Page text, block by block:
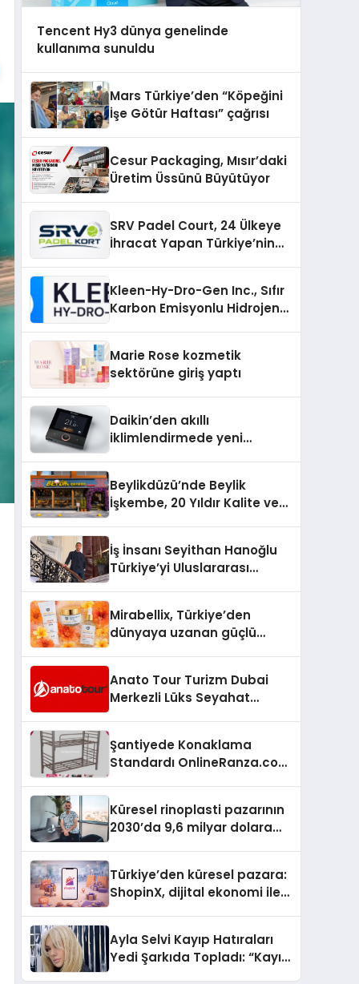
Tencent Hy3 dünya genelinde
kullanıma sunuldu
Mars Türkiye’den “Köpeğini
İşe Götür Haftası” çağrısı
Cesur Packaging, Mısır’daki
Üretim Üssünü Büyütüyor
SRV Padel Court, 24 Ülkeye
İhracat Yapan Türkiye’nin
Kleen-Hy-Dro-Gen Inc., Sıfır
Karbon Emisyonlu Hidrojen
Aldı
Marie Rose kozmetik
sektörüne giriş yaptı
Daikin’den akıllı
iklimlendirmede yeni
Beylikdüzü’nde Beylik
İşkembe, 20 Yıldır Kalite ve
İş İnsanı Seyithan Hanoğlu
Türkiye’yi Uluslararası
Mirabellix, Türkiye’den
dünyaya uzanan güçlü
Anato Tour Turizm Dubai
Merkezli Lüks Seyahat
Şantiyede Konaklama
Standardı OnlineRanza.com
Küresel rinoplasti pazarının
2030’da 9,6 milyar dolara
Türkiye’den küresel pazara:
ShopinX, dijital ekonomi ile
Ayla Selvi Kayıp Hatıraları
Yedi Şarkıda Topladı: “Kayıp